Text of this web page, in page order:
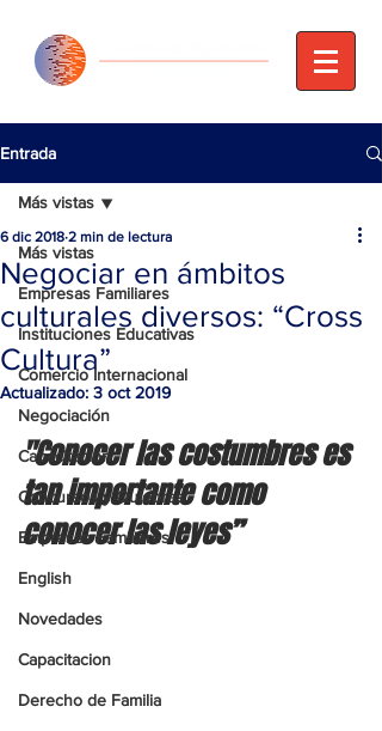
Entrada
Más vistas
Empresas Familiares
Instituciones Educativas
Comercio Internacional
Negociación
Capacitación
Concursos y Quiebras
Empresas Familiares
English
Novedades
Capacitacion
Derecho de Familia
Más vistas
Negociar en ámbitos
culturales diversos: “Cross
Cultura”
6 dic 2018 2 min de lectura
Actualizado: 3 oct 2019
"Conocer las costumbres es
tan importante como
conocer las leyes”